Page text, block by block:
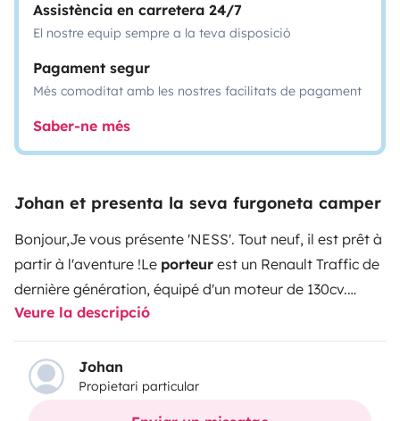
Assistència en carretera 24/7
El nostre equip sempre a la teva disposició
Pagament segur
Més comoditat amb les nostres facilitats de pagament
Saber-ne més
Johan et presenta la seva furgoneta camper
Bonjour,Je vous présente 'NESS'. Tout neuf, il est prêt à
partir à l'aventure !Le porteur est un Renault Traffic de
dernière génération, équipé d'un moteur de 130cv.
Nous consommons en moyenne 8L/100km. Sa hauteur
de 1,99m et son gabarit 'voiture' permet de circuler en
centre ville, d'éviter les surcoûts aux péages et d'avoir
peu de restrictions liées à la hauteur.
vous trouverez 2 sièges avant pivotants et une
Veure la descripció
Johan
Propietari particular